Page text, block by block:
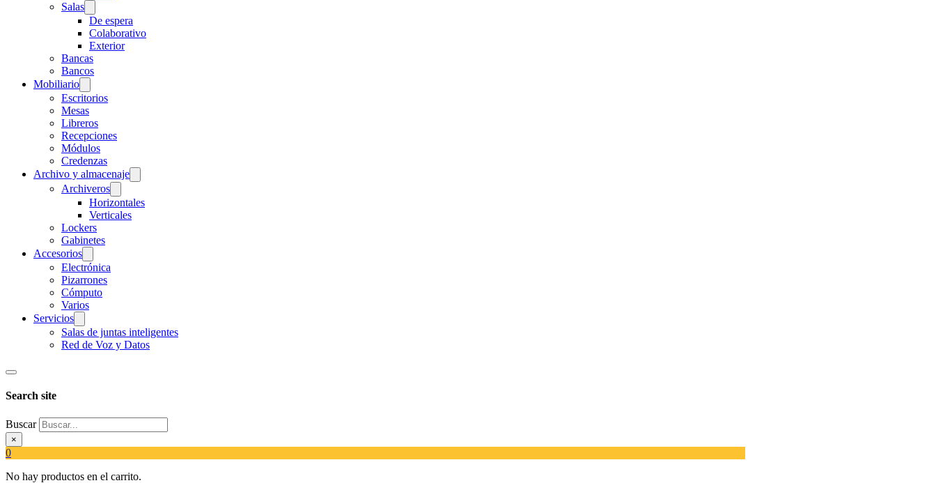
Salas
De espera
Colaborativo
Exterior
Bancas
Bancos
Mobiliario
Escritorios
Mesas
Libreros
Recepciones
Módulos
Credenzas
Archivo y almacenaje
Archiveros
Horizontales
Verticales
Lockers
Gabinetes
Accesorios
Electrónica
Pizarrones
Cómputo
Varios
Servicios
Salas de juntas inteligentes
Red de Voz y Datos
Search site
Buscar
×
0
No hay productos en el carrito.